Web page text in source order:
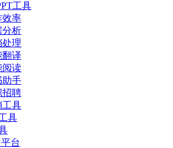
工具
效率
分析
处理
翻译
阅读
助手
招聘
工具
具
台